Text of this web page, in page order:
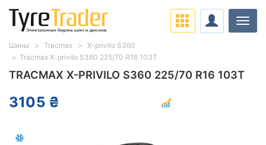
TRACMAX X-PRIVILO S360 225/70 R16 103T
3105 ₴
Шины Tracmax
X-privilo S360
Tracmax X-privilo S360 225/70 R16 103T